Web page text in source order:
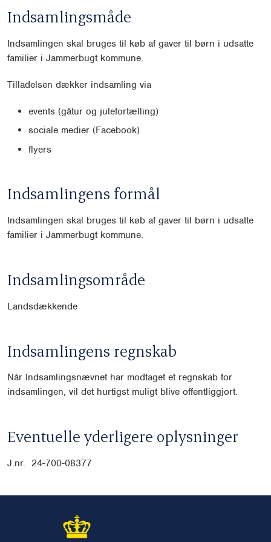
Indsamlingsmåde
Indsamlingen skal bruges til køb af gaver til børn i udsatte
familier i Jammerbugt kommune.
Tilladelsen dækker indsamling via
events (gåtur og julefortælling)
sociale medier (Facebook)
flyers
Indsamlingens formål
Indsamlingen skal bruges til køb af gaver til børn i udsatte
familier i Jammerbugt kommune.
Indsamlingsområde
Landsdækkende
Indsamlingens regnskab
Når Indsamlingsnævnet har modtaget et regnskab for
indsamlingen, vil det hurtigst muligt blive offentliggjort.
Eventuelle yderligere oplysninger
J.nr. 24-700-08377